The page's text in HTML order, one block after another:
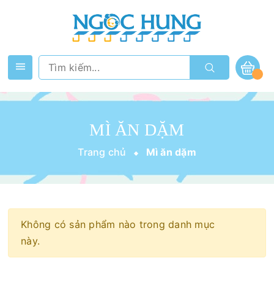
MÌ ĂN DẶM
Trang chủ Mì ăn dặm
Không có sản phẩm nào trong danh mục
này.